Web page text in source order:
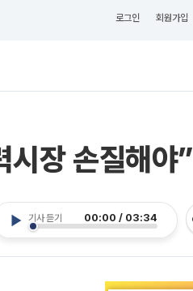
로그인 회원가입
시장 손질해야”
기사 듣기 00:00 / 03:34